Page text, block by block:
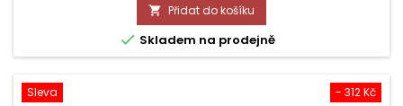
 Přidat do košíku
 Skladem na prodejně
- 312 Kč
Sleva